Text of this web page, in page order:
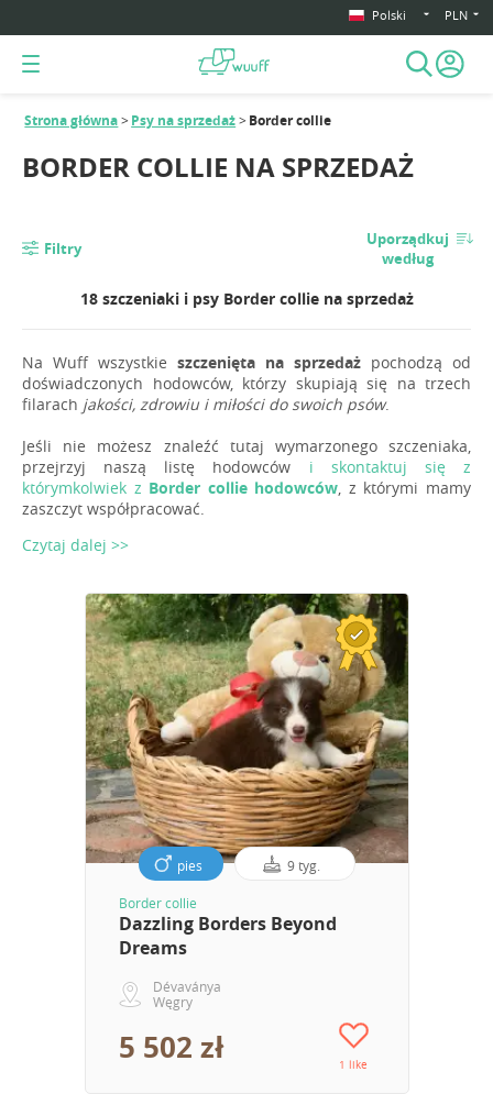
Polski PLN
BORDER COLLIE NA SPRZEDAŻ
Strona główna Psy na sprzedaż Border collie
Filtry
Uporządkuj
według
18 szczeniaki i psy Border collie na sprzedaż
Na Wuff wszystkie szczenięta na sprzedaż pochodzą od
doświadczonych hodowców, którzy skupiają się na trzech
filarach jakości, zdrowiu i miłości do swoich psów.
Jeśli nie możesz znaleźć tutaj wymarzonego szczeniaka,
przejrzyj naszą listę hodowców i skontaktuj się z
którymkolwiek z Border collie hodowców, z którymi mamy
zaszczyt współpracować.
Czytaj dalej >>
pies 9 tyg.
Border collie
Dazzling Borders Beyond
Dreams
Dévaványa
Węgry
5 502 zł 1 like